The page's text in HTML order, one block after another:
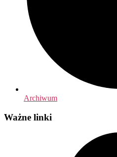
Archiwum
Ważne linki